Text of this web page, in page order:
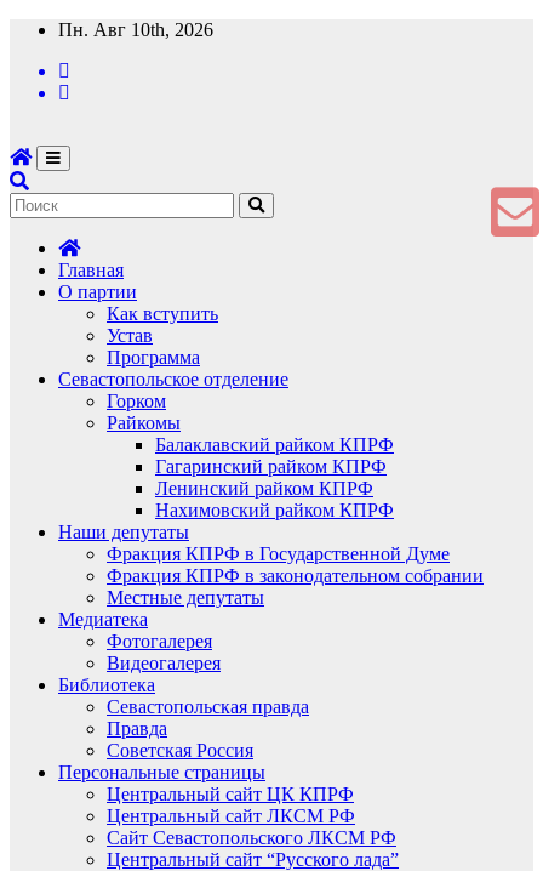
Перейти
содержимому
Пн. Авг 10th, 2026
Главная
О партии
Как вступить
Устав
Программа
Севастопольское отделение
Горком
Райкомы
Балаклавский райком КПРФ
Гагаринский райком КПРФ
Ленинский райком КПРФ
Нахимовский райком КПРФ
Наши депутаты
Фракция КПРФ в Государственной Думе
Фракция КПРФ в законодательном собрании
Местные депутаты
Медиатека
Фотогалерея
Видеогалерея
Библиотека
Севастопольская правда
Правда
Советская Россия
Персональные страницы
Центральный сайт ЦК КПРФ
Центральный сайт ЛКСМ РФ
Сайт Севастопольского ЛКСМ РФ
Центральный сайт “Русского лада”